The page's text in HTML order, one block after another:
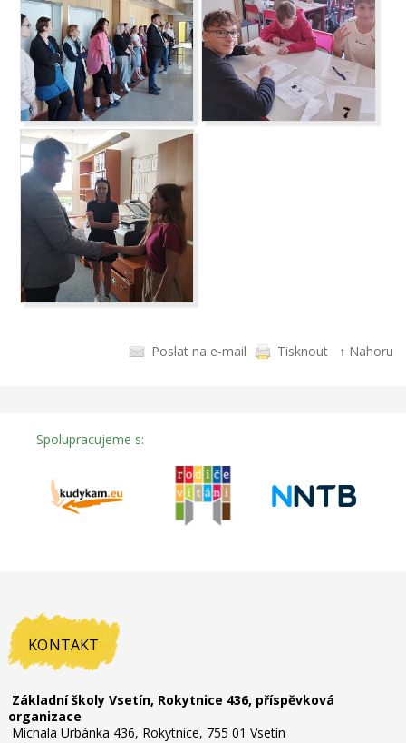
Poslat na e-mail Tisknout ↑ Nahoru
Spolupracujeme s:
KONTAKT
Základní školy Vsetín, Rokytnice 436, příspěvková
organizace
Michala Urbánka 436, Rokytnice, 755 01 Vsetín